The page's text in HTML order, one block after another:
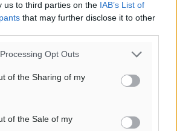
us to third parties on the IAB’s List of
that may further disclose it to other
Opt Outs
of the Sharing of my
of the Sale of my